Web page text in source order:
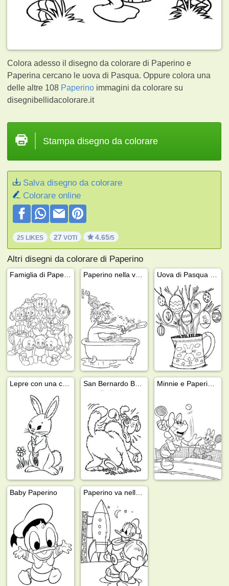
Colora adesso il disegno da colorare di Paperino e
Paperina cercano le uova di Pasqua. Oppure colora una
delle altre 108 Paperino immagini da colorare su
disegnibellidacolorare.it
Stampa disegno da colorare
Salva disegno da colorare
Colorare online
25 LIKES 27 VOTI 4.65/5
Altri disegni da colorare di Paperino
Baby Paperino